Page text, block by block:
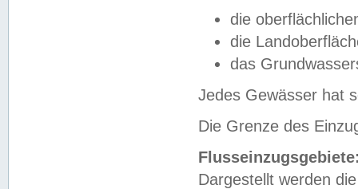
die
die
das
Jedes Gewässer hat
Die Grenze des
Dargestellt werden